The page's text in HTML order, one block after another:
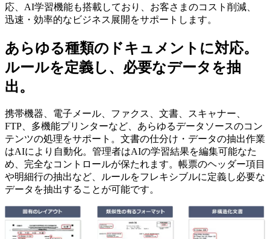
応、AI学習機能も搭載しており、お客さまのコスト削減、
迅速・効率的なビジネス展開をサポートします。
あらゆる種類のドキュメントに対応。
ルールを定義し、必要なデータを抽
出。
携帯機器、電子メール、ファクス、文書、スキャナー、
FTP、多機能プリンターなど、あらゆるデータソースのコン
テンツの処理をサポート。文書の仕分け・データの抽出作業
はAIにより自動化。管理者はAIの学習結果を編集可能なた
め、完全なコントロールが保たれます。帳票のヘッダー項目
や明細行の抽出など、ルールをフレキシブルに定義し必要な
データを抽出することが可能です。